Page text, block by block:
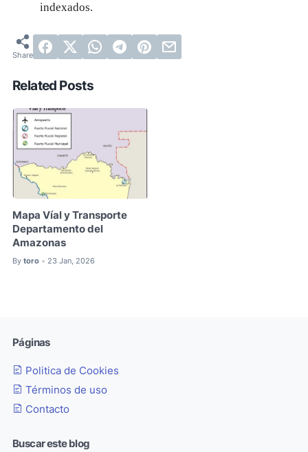
indexados.
Related Posts
Mapa Víal y Transporte
Departamento del
Amazonas
By toro • 23 Jan, 2026
Páginas
Politica de Cookies
Términos de uso
Contacto
Buscar este blog